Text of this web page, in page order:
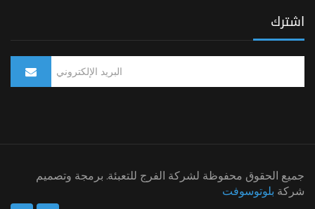
اشترك
جميع الحقوق محفوظة لشركة الفرج للتعبئة. برمجة وتصميم
شركة بلوتوسوفت